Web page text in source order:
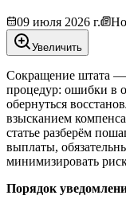
09 июля 2026 г.
Увеличить
Сокращение штата —
процедур: ошибки в
обернуться
взысканием
статье разберём
выплаты,
минимизировать
Порядок